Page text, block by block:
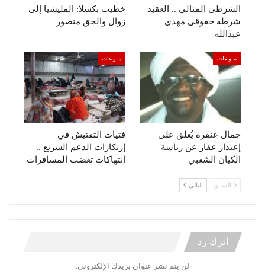
الشرطي المثالي .. العقيد
شرطة حقوقى مهدى
عبدالله
خطيب بكسلا: المليشيا إلى
زوال والحق منصور
منوعات
جمال عنقرة يُعلق على
إعتذار عقار عن رئاسة
الكيان الشعبي
منوعات
فتيات التفتيش في
إرتكازات الدعم السريع ..
إنتهاكات تغضب المسافرات
السابق التالي
اترك رد
لن يتم نشر عنوان بريدك الإلكتروني.